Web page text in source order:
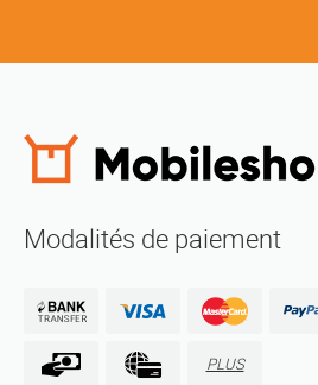
Modalités de paiement
PLUS